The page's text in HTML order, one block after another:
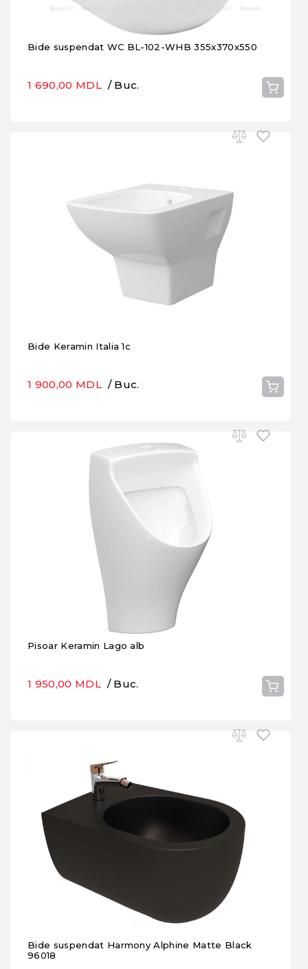
Bide suspendat WC BL-102-WHB 355x370x550
1 690,00 MDL / Buc.
Bide Keramin Italia 1c
1 900,00 MDL / Buc.
Pisoar Keramin Lago alb
1 950,00 MDL / Buc.
Bide suspendat Harmony Alphine Matte Black
96018